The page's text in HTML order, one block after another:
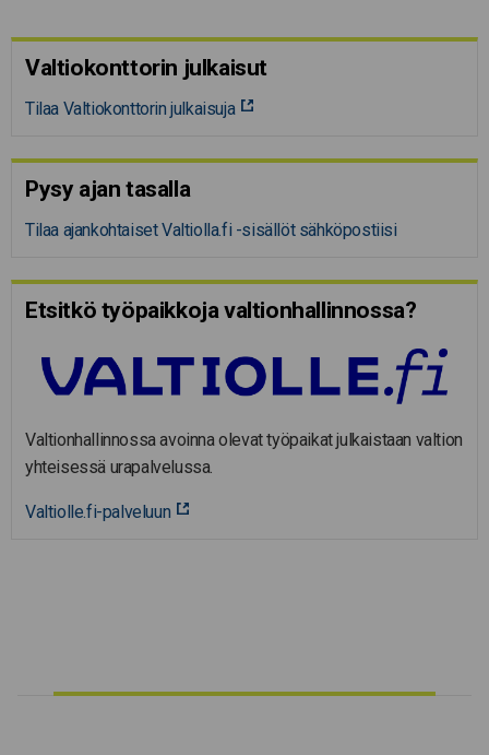
Valtiokonttorin julkaisut
Tilaa Valtiokonttorin julkaisuja
Pysy ajan tasalla
Tilaa ajankohtaiset Valtiolla.fi -sisällöt sähköpostiisi
Etsitkö työpaikkoja valtion­hal­lin­nossa?
Valtionhallinnossa avoinna olevat työpaikat julkaistaan valtion
yhteisessä urapalvelussa.
Valtiolle.fi-palveluun